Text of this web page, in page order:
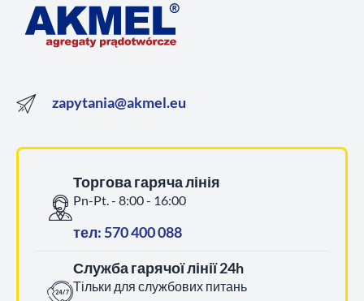
zapytania@akmel.eu
Торгова гаряча лінія
Pn-Pt. - 8:00 - 16:00
тел: 570 400 088
Служба гарячої лінії 24h
Тільки для службових питань